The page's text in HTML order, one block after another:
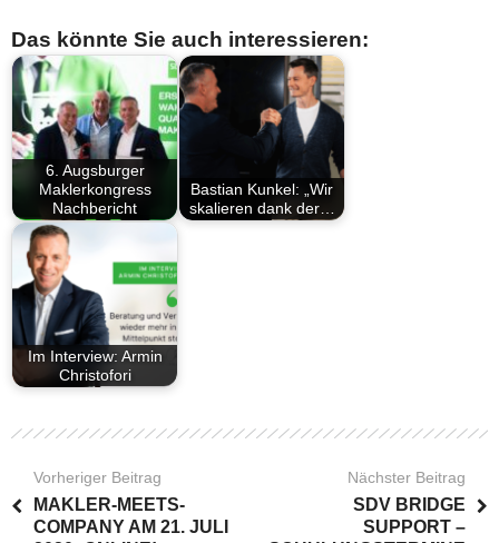
Das könnte Sie auch interessieren:
6. Augsburger
Maklerkongress
Nachbericht
Bastian Kunkel: „Wir
skalieren dank der…
Im Interview: Armin
Christofori
Vorheriger Beitrag
MAKLER-MEETS-
COMPANY AM 21. JULI
Nächster Beitrag
SDV BRIDGE
SUPPORT –